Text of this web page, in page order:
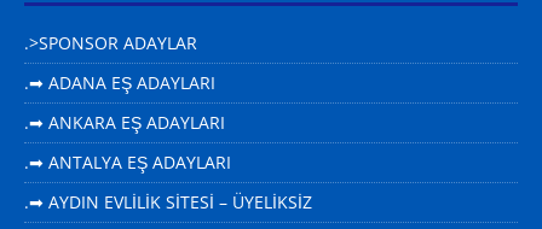
.>SPONSOR ADAYLAR
.➡ ADANA EŞ ADAYLARI
.➡ ANKARA EŞ ADAYLARI
.➡ ANTALYA EŞ ADAYLARI
.➡ AYDIN EVLİLİK SİTESİ – ÜYELİKSİZ